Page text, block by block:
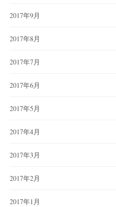
2017年9月
2017年8月
2017年7月
2017年6月
2017年5月
2017年4月
2017年3月
2017年2月
2017年1月